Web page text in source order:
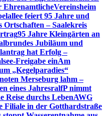
EhrenamtlicheVereinsheim
feiert 95 Jahre und
Ortschaften – Saalekreis
95 Jahre Kleingärten an
Jubiläum und
hat Erfolg –
Freigabe einAm
„Kegelparadies“
Merseburg lahm –
eines JahresralfP nimmt
Reise durchs LebenAWG
Filiale in der Gotthardstraße